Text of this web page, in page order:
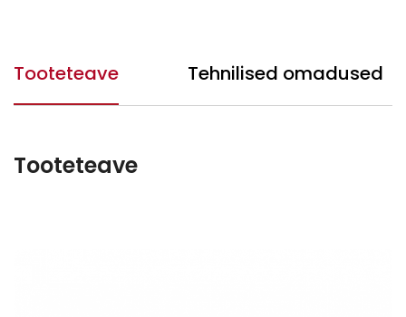
Tooteteave Tehnilised omadused
Tooteteave